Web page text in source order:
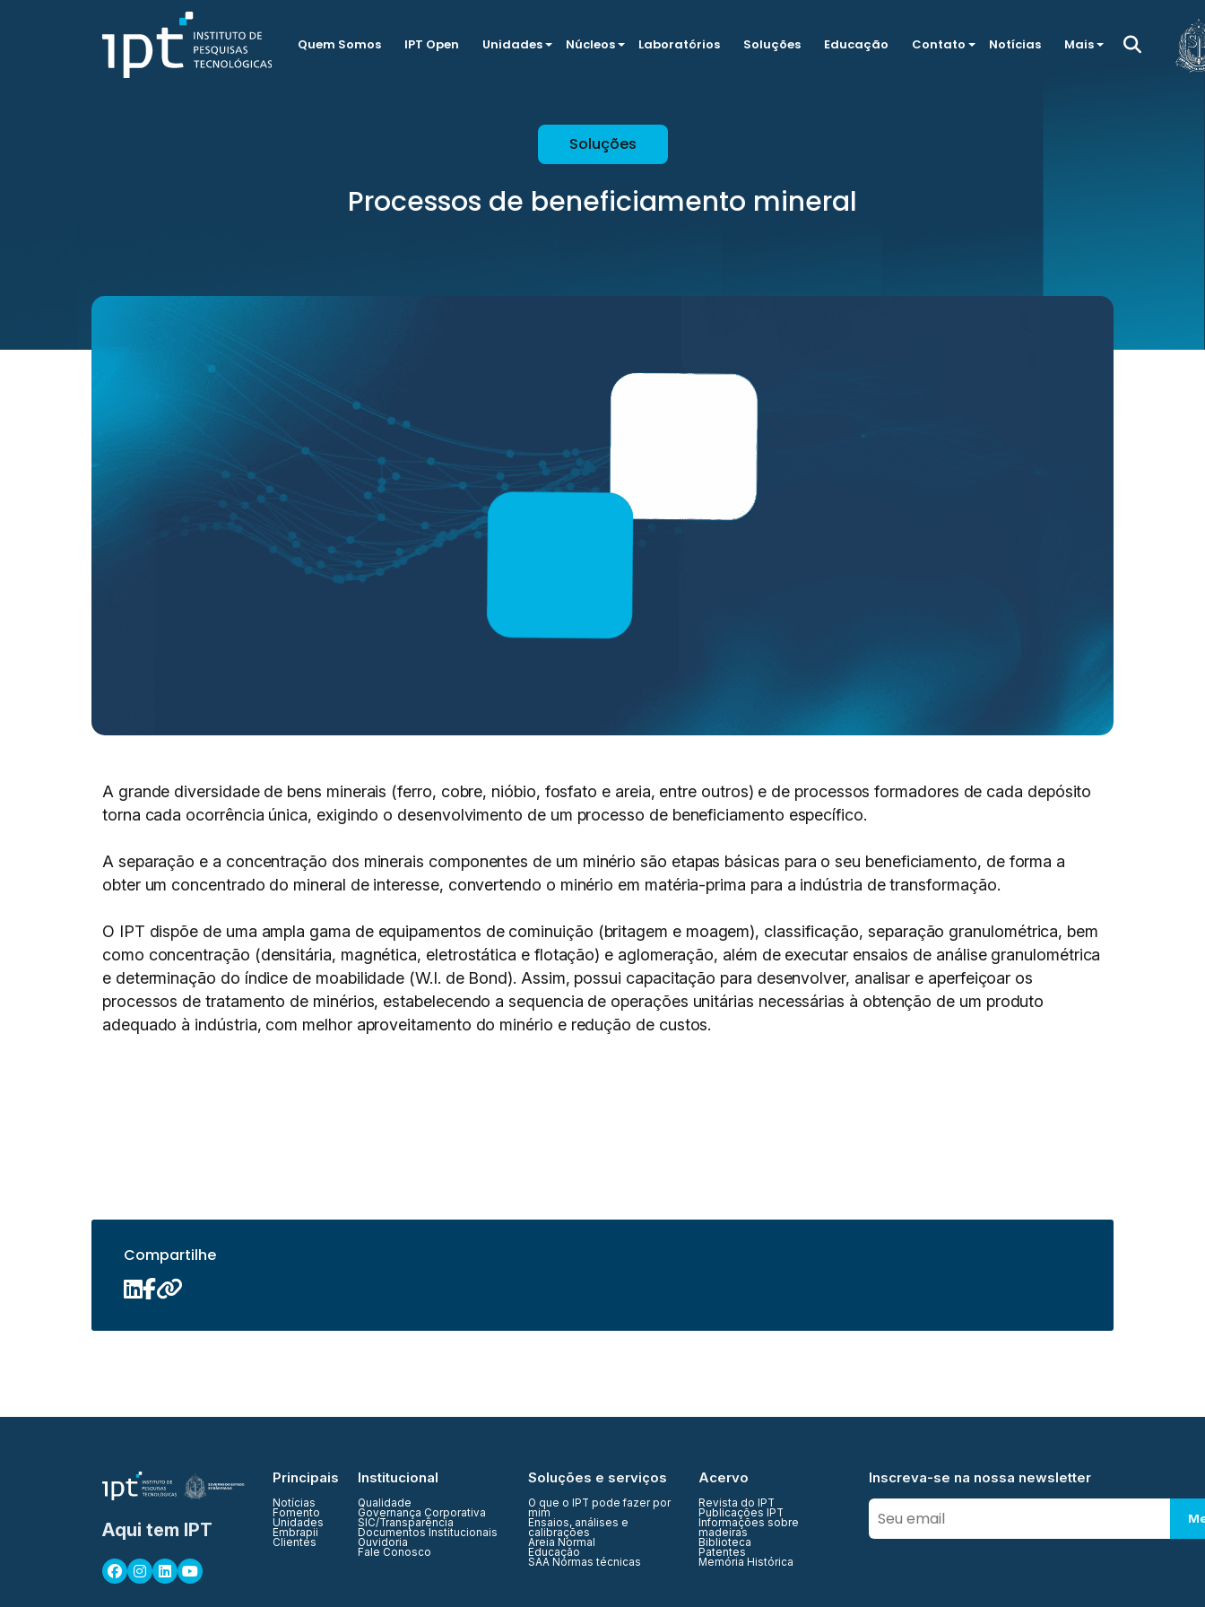
Quem Somos IPT Open Unidades Núcleos Laboratórios Soluções Educação Contato Notícias Mais
Soluções
Processos de beneficiamento mineral
A grande diversidade de bens minerais (ferro, cobre, nióbio, fosfato e areia, entre outros) e de processos formadores de cada depósito
torna cada ocorrência única, exigindo o desenvolvimento de um processo de beneficiamento específico.
A separação e a concentração dos minerais componentes de um minério são etapas básicas para o seu beneficiamento, de forma a
obter um concentrado do mineral de interesse, convertendo o minério em matéria-prima para a indústria de transformação.
O IPT dispõe de uma ampla gama de equipamentos de cominuição (britagem e moagem), classificação, separação granulométrica, bem
como concentração (densitária, magnética, eletrostática e flotação) e aglomeração, além de executar ensaios de análise granulométrica
e determinação do índice de moabilidade (W.I. de Bond). Assim, possui capacitação para desenvolver, analisar e aperfeiçoar os
processos de tratamento de minérios, estabelecendo a sequencia de operações unitárias necessárias à obtenção de um produto
adequado à indústria, com melhor aproveitamento do minério e redução de custos.
Compartilhe
Aqui tem IPT
Principais
Notícias
Fomento
Unidades
Embrapii
Clientes
Institucional
Qualidade
Governança Corporativa
SIC/Transparência
Documentos Institucionais
Ouvidoria
Fale Conosco
Soluções e serviços
O que o IPT pode fazer por
mim
Ensaios, análises e
calibrações
Areia Normal
Educação
SAA Normas técnicas
Acervo
Revista do IPT
Publicações IPT
Informações sobre
madeiras
Biblioteca
Patentes
Memória Histórica
Inscreva-se na nossa newsletter